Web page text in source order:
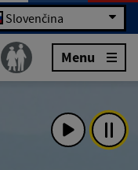
Slovenčina
Menu